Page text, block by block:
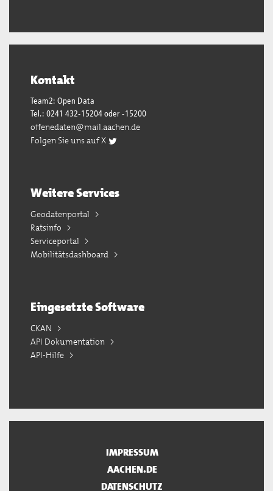
Kontakt
Team2: Open Data
Tel.: 0241 432-15204 oder -15200
offenedaten@mail.aachen.de
Folgen Sie uns auf X
Weitere Services
Geodatenportal
Ratsinfo
Serviceportal
Mobilitätsdashboard
Eingesetzte Software
CKAN
API Dokumentation
API-Hilfe
IMPRESSUM
AACHEN.DE
DATENSCHUTZ